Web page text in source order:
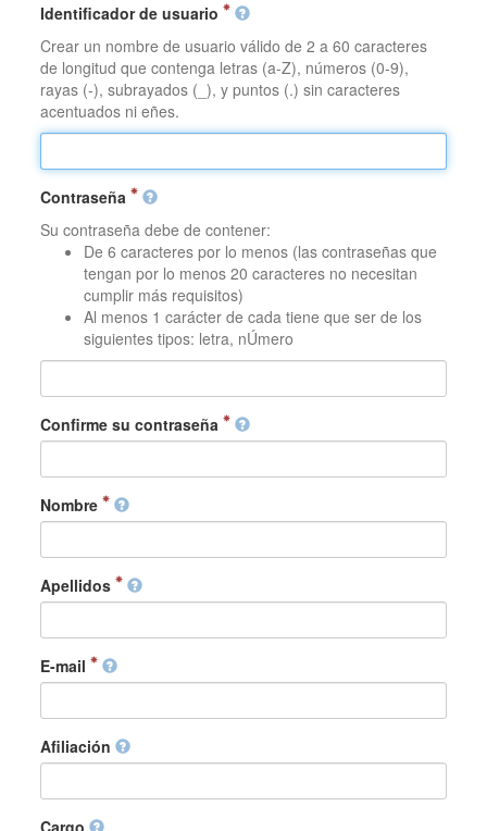
Identificador de usuario
Crear un nombre de usuario válido de 2 a 60 caracteres
de longitud que contenga letras (a-Z), números (0-9),
rayas (-), subrayados (_), y puntos (.) sin caracteres
acentuados ni eñes.
Contraseña
Su contraseña debe de contener:
De 6 caracteres por lo menos (las contraseñas que
tengan por lo menos 20 caracteres no necesitan
cumplir más requisitos)
Al menos 1 carácter de cada tiene que ser de los
siguientes tipos: letra, nÚmero
Confirme su contraseña
Nombre
Apellidos
E-mail
Afiliación
Cargo